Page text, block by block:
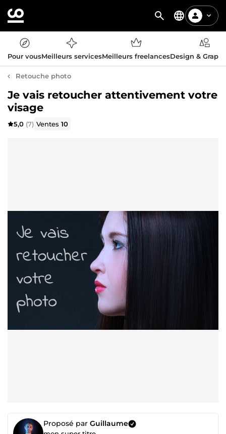
Pour vousMeilleurs servicesMeilleurs freelancesDesign &
Retouche photo
Je vais retoucher attentivement votre
visage
5,0 (7) Ventes10
Proposé par Guillaume